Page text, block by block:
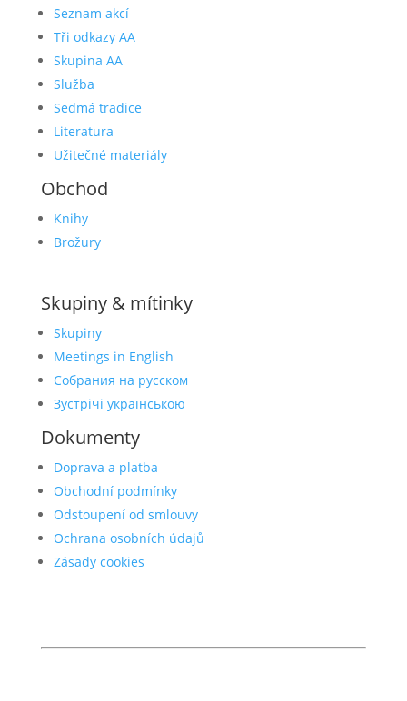
Seznam akcí
Tři odkazy AA
Skupina AA
Služba
Sedmá tradice
Literatura
Užitečné materiály
Obchod
Knihy
Brožury
Skupiny & mítinky
Skupiny
Meetings in English
Собрания на русском
Зустрічі українською
Dokumenty
Doprava a platba
Obchodní podmínky
Odstoupení od smlouvy
Ochrana osobních údajů
Zásady cookies